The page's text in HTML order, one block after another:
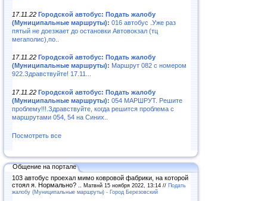
17.11.22 Городской автобус: Подать жалобу
(Муниципальные маршруты): 016 автобус .Уже раз
пятый не доезжает до остановки Автовокзал (тц
мегаполис),по..
17.11.22 Городской автобус: Подать жалобу
(Муниципальные маршруты): Маршрут 082 с номером
922.Здравствуйте! 17.11...
17.11.22 Городской автобус: Подать жалобу
(Муниципальные маршруты): 054 МАРШРУТ. Решите
проблему!!!.Здравствуйте, когда решится проблема с
маршрутами 054, 54 на Синих..
Посмотреть все
Общение на портале
103 автобус проехал мимо ковровой фабрики, на которой
стоял я. Нормально? .. Матвнй 15 ноября 2022, 13:14 // Подать
жалобу (Муниципальные маршруты) - Город Березовский